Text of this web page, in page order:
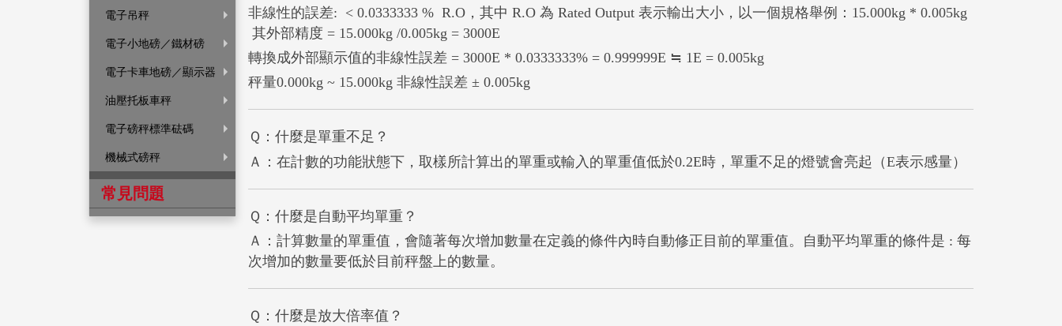
非線性的誤差: < 0.0333333 % R.O， 其中 R.O 為 Rated Output 表示輸出大小， 以一個規格舉例： 15.000kg * 0.005kg
其外部精度 = 15.000kg /0.005kg = 3000E
轉換成外部顯示值的非線性誤差 = 3000E * 0.0333333% = 0.999999E ≒ 1E = 0.005kg
秤量0.000kg ~ 15.000kg 非線性誤差 ± 0.005kg
Ｑ：什麼是單重不足？
Ａ：在計數的功能狀態下，取樣所計算出的單重或輸入的單重值低於0.2E時，單重不足的燈號會亮起（E表示感量）
Ｑ：什麼是自動平均單重？
Ａ：計算數量的單重值，會隨著每次增加數量在定義的條件內時自動修正目前的單重值。自動平均單重的條件是 : 每
次增加的數量要低於目前秤盤上的數量。
Ｑ：什麼是放大倍率值？
電子吊秤
電子小地磅／鐵材磅
電子卡車地磅／顯示器
油壓托板車秤
電子磅秤標準砝碼
機械式磅秤
常見問題